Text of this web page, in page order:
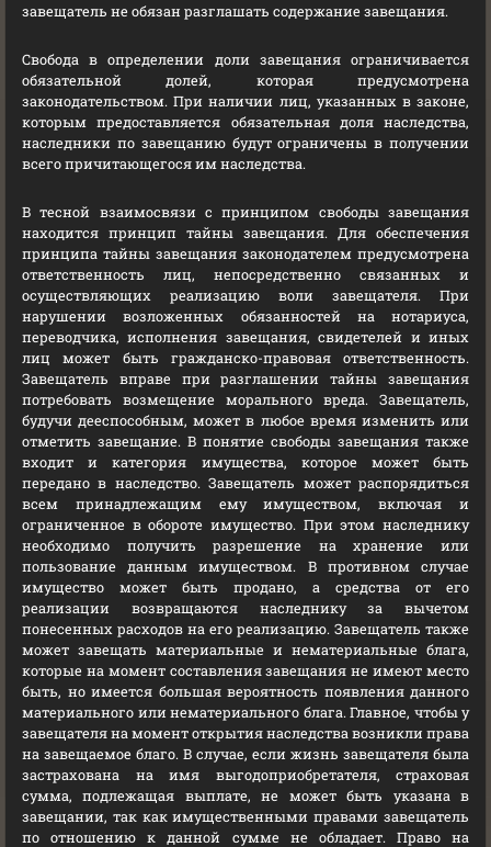
завещатель не обязан разглашать содержание завещания.
Свобода в определении доли завещания ограничивается
обязательной долей, которая предусмотрена
законодательством. При наличии лиц, указанных в законе,
которым предоставляется обязательная доля наследства,
наследники по завещанию будут ограничены в получении
всего причитающегося им наследства.
В тесной взаимосвязи с принципом свободы завещания
находится принцип тайны завещания. Для обеспечения
принципа тайны завещания законодателем предусмотрена
ответственность лиц, непосредственно связанных и
осуществляющих реализацию воли завещателя. При
нарушении возложенных обязанностей на нотариуса,
переводчика, исполнения завещания, свидетелей и иных
лиц может быть гражданско-правовая ответственность.
Завещатель вправе при разглашении тайны завещания
потребовать возмещение морального вреда. Завещатель,
будучи дееспособным, может в любое время изменить или
отметить завещание. В понятие свободы завещания также
входит и категория имущества, которое может быть
передано в наследство. Завещатель может распорядиться
всем принадлежащим ему имуществом, включая и
ограниченное в обороте имущество. При этом наследнику
необходимо получить разрешение на хранение или
пользование данным имуществом. В противном случае
имущество может быть продано, а средства от его
реализации возвращаются наследнику за вычетом
понесенных расходов на его реализацию. Завещатель также
может завещать материальные и нематериальные блага,
которые на момент составления завещания не имеют место
быть, но имеется большая вероятность появления данного
материального или нематериального блага. Главное, чтобы у
завещателя на момент открытия наследства возникли права
на завещаемое благо. В случае, если жизнь завещателя была
застрахована на имя выгодоприобретателя, страховая
сумма, подлежащая выплате, не может быть указана в
завещании, так как имущественными правами завещатель
по отношению к данной сумме не обладает. Право на